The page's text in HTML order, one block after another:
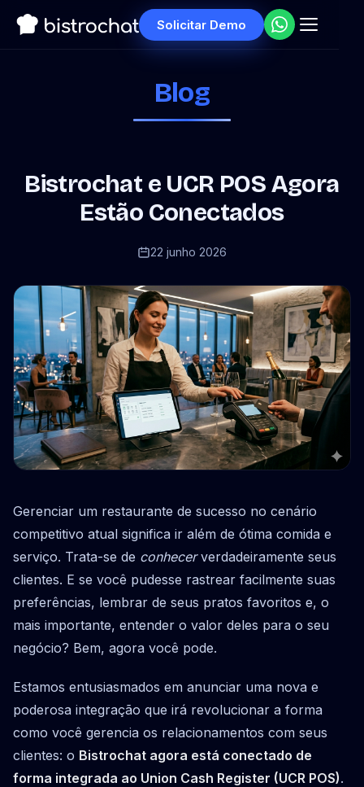
Solicitar Demo
Blog
Bistrochat e UCR POS Agora
Estão Conectados
22 junho 2026
Gerenciar um restaurante de sucesso no cenário
competitivo atual significa ir além de ótima comida e
serviço. Trata-se de conhecerverdadeiramente seus
clientes. E se você pudesse rastrear facilmente suas
preferências, lembrar de seus pratos favoritos e, o
mais importante, entender o valor deles para o seu
negócio? Bem, agora você pode.
Estamos entusiasmados em anunciar uma nova e
poderosa integração que irá revolucionar a forma
como você gerencia os relacionamentos com seus
clientes: o Bistrochat agora está conectado de
forma integrada ao Union Cash Register (UCR POS).